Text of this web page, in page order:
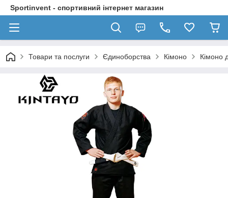
Sportinvent - спортивний інтернет магазин
Товари та послуги Єдиноборства Кімоно Кімоно